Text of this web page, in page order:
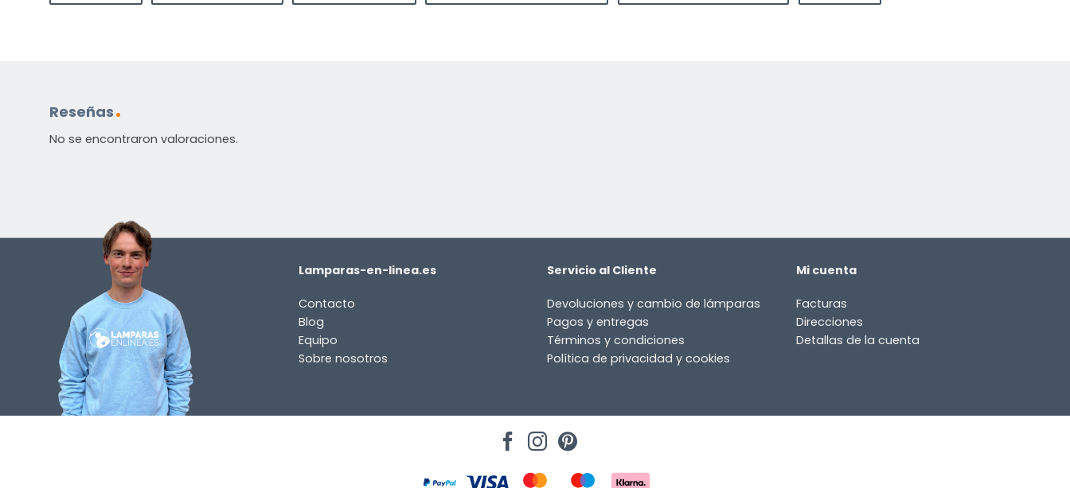
Reseñas
No se encontraron valoraciones.
Lamparas-en-linea.es
Contacto
Blog
Equipo
Sobre nosotros
Servicio al Cliente
Devoluciones y cambio de lámparas
Pagos y entregas
Términos y condiciones
Política de privacidad y cookies
Mi cuenta
Facturas
Direcciones
Detallas de la cuenta